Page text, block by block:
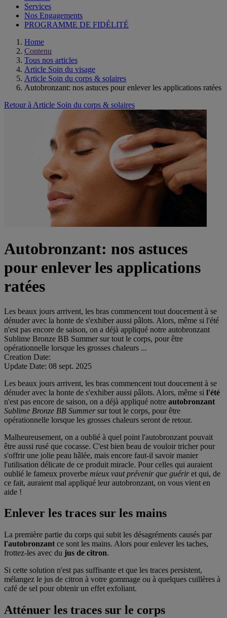
Services
Nos Engagements
PROGRAMME DE FIDÉLITÉ
Home
Contenu
Tous nos articles
Article Soin du visage
Article Soin du corps & solaires
Autobronzant: nos astuces pour enlever les applications ratées
Retour à Article Soin du corps & solaires
Autobronzant: nos astuces
pour enlever les applications
ratées
Les beaux jours arrivent, les bras commencent tout doucement à se
dénuder avec la honte de s'exhiber aussi pâlots. Alors, même si l'été
n'est pas encore de saison, on a déjà appliqué notre autobronzant
Sublime Bronze BB Summer sur tout le corps, pour être
opérationnelle lorsque les grosses chaleurs ...
Creation Date:
Update Date: 08 sept. 2025
Les beaux jours arrivent, les bras commencent tout doucement à se
dénuder avec la honte de s'exhiber aussi pâlots. Alors, même si l'été
n'est pas encore de saison, on a déjà appliqué notre autobronzant
Sublime Bronze BB Summersur tout le corps, pour être
opérationnelle lorsque les grosses chaleurs seront de retour.
Malheureusement, on a oublié à quel point l'autobronzant pouvait
être aussi rusé que cocasse. C'est bien beau de vouloir tricher pour
s'offrir une jolie peau hâlée, mais encore faut-il savoir manier
l'utilisation délicate de ce produit miracle. Pour celles qui auraient
oublié le fameux proverbe mieux vaut prévenir que guériret qui, de
ce fait, auraient mal appliqué leur autobronzant, on vous vient en
aide !
Enlever les traces sur les mains
La première partie du corps qui subit les désagréments causés par
l'autobronzant ce sont les mains. Alors pour enlever les taches,
frottez-les avec du jus de citron.
Si cette solution n'est pas suffisante et que les traces persistent,
mélangez le jus de citron à votre gommage ou à quelques cuillères à
café de sel pour obtenir un effet exfoliant.
Atténuer les traces sur le corps